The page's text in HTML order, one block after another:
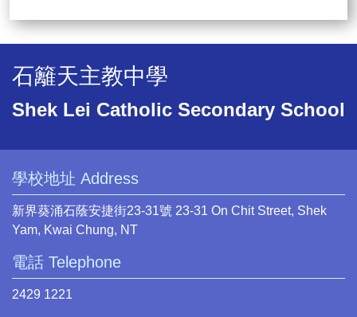
石籬天主教中學
Shek Lei Catholic Secondary School
學校地址 Address
新界葵涌石蔭安捷街23-31號 23-31 On Chit Street, Shek
Yam, Kwai Chung, NT
電話 Telephone
2429 1221